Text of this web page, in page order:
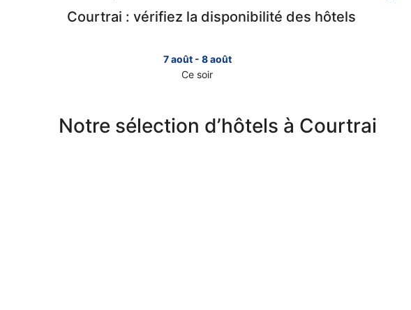
Courtrai : vérifiez la disponibilité des hôtels
7 août - 8 août
Ce soir
à
à
Notre sélection d’hôtels à Courtrai